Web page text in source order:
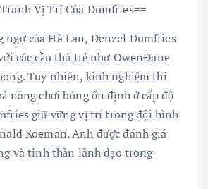
Vị Trí Của Dumfries==
ngự của Hà Lan, Denzel Dumfries
các cầu thủ trẻ như OwenĐane
Tuy nhiên, kinh nghiệm thi
năng chơi bóng ổn định ở cấp độ
giữ vững vị trí trong đội hình
Koeman. Anh được đánh giá
và tinh thần lãnh đạo trong